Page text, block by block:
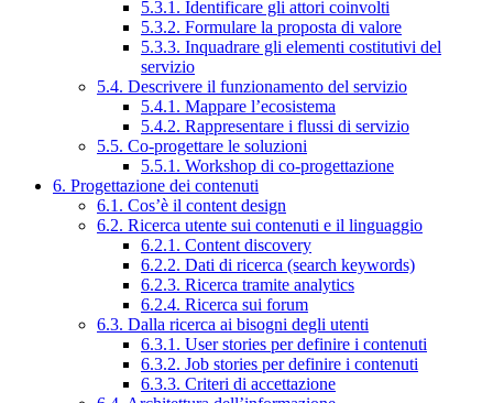
5.3.1. Identificare gli attori coinvolti
5.3.2. Formulare la proposta di valore
5.3.3. Inquadrare gli elementi costitutivi del
servizio
5.4. Descrivere il funzionamento del servizio
5.4.1. Mappare l’ecosistema
5.4.2. Rappresentare i flussi di servizio
5.5. Co-progettare le soluzioni
5.5.1. Workshop di co-progettazione
6. Progettazione dei contenuti
6.1. Cos’è il content design
6.2. Ricerca utente sui contenuti e il linguaggio
6.2.1. Content discovery
6.2.2. Dati di ricerca (search keywords)
6.2.3. Ricerca tramite analytics
6.2.4. Ricerca sui forum
6.3. Dalla ricerca ai bisogni degli utenti
6.3.1. User stories per definire i contenuti
6.3.2. Job stories per definire i contenuti
6.3.3. Criteri di accettazione